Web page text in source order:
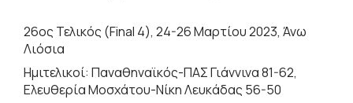
26ος Τελικός (Final 4), 24-26 Μαρτίου 2023, Άνω
Λιόσια
Ημιτελικοί: Παναθηναϊκός-ΠΑΣ Γιάννινα 81-62,
Ελευθερία Μοσχάτου-Νίκη Λευκάδας 56-50